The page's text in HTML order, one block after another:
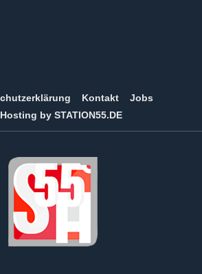
Kontakt
Jobs
Hosting by STATION55.DE